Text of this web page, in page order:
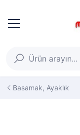
Basamak, Ayaklık